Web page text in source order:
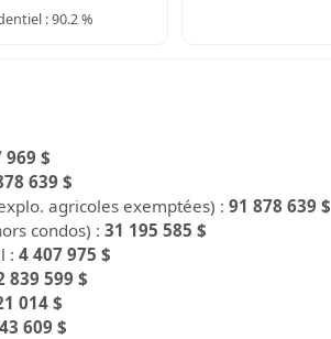
: 90.2 %
969 $
639 $
agricoles exemptées) :91 878 639 $
condos) :31 195 585 $
:4 407 975 $
839 599 $
014 $
609 $